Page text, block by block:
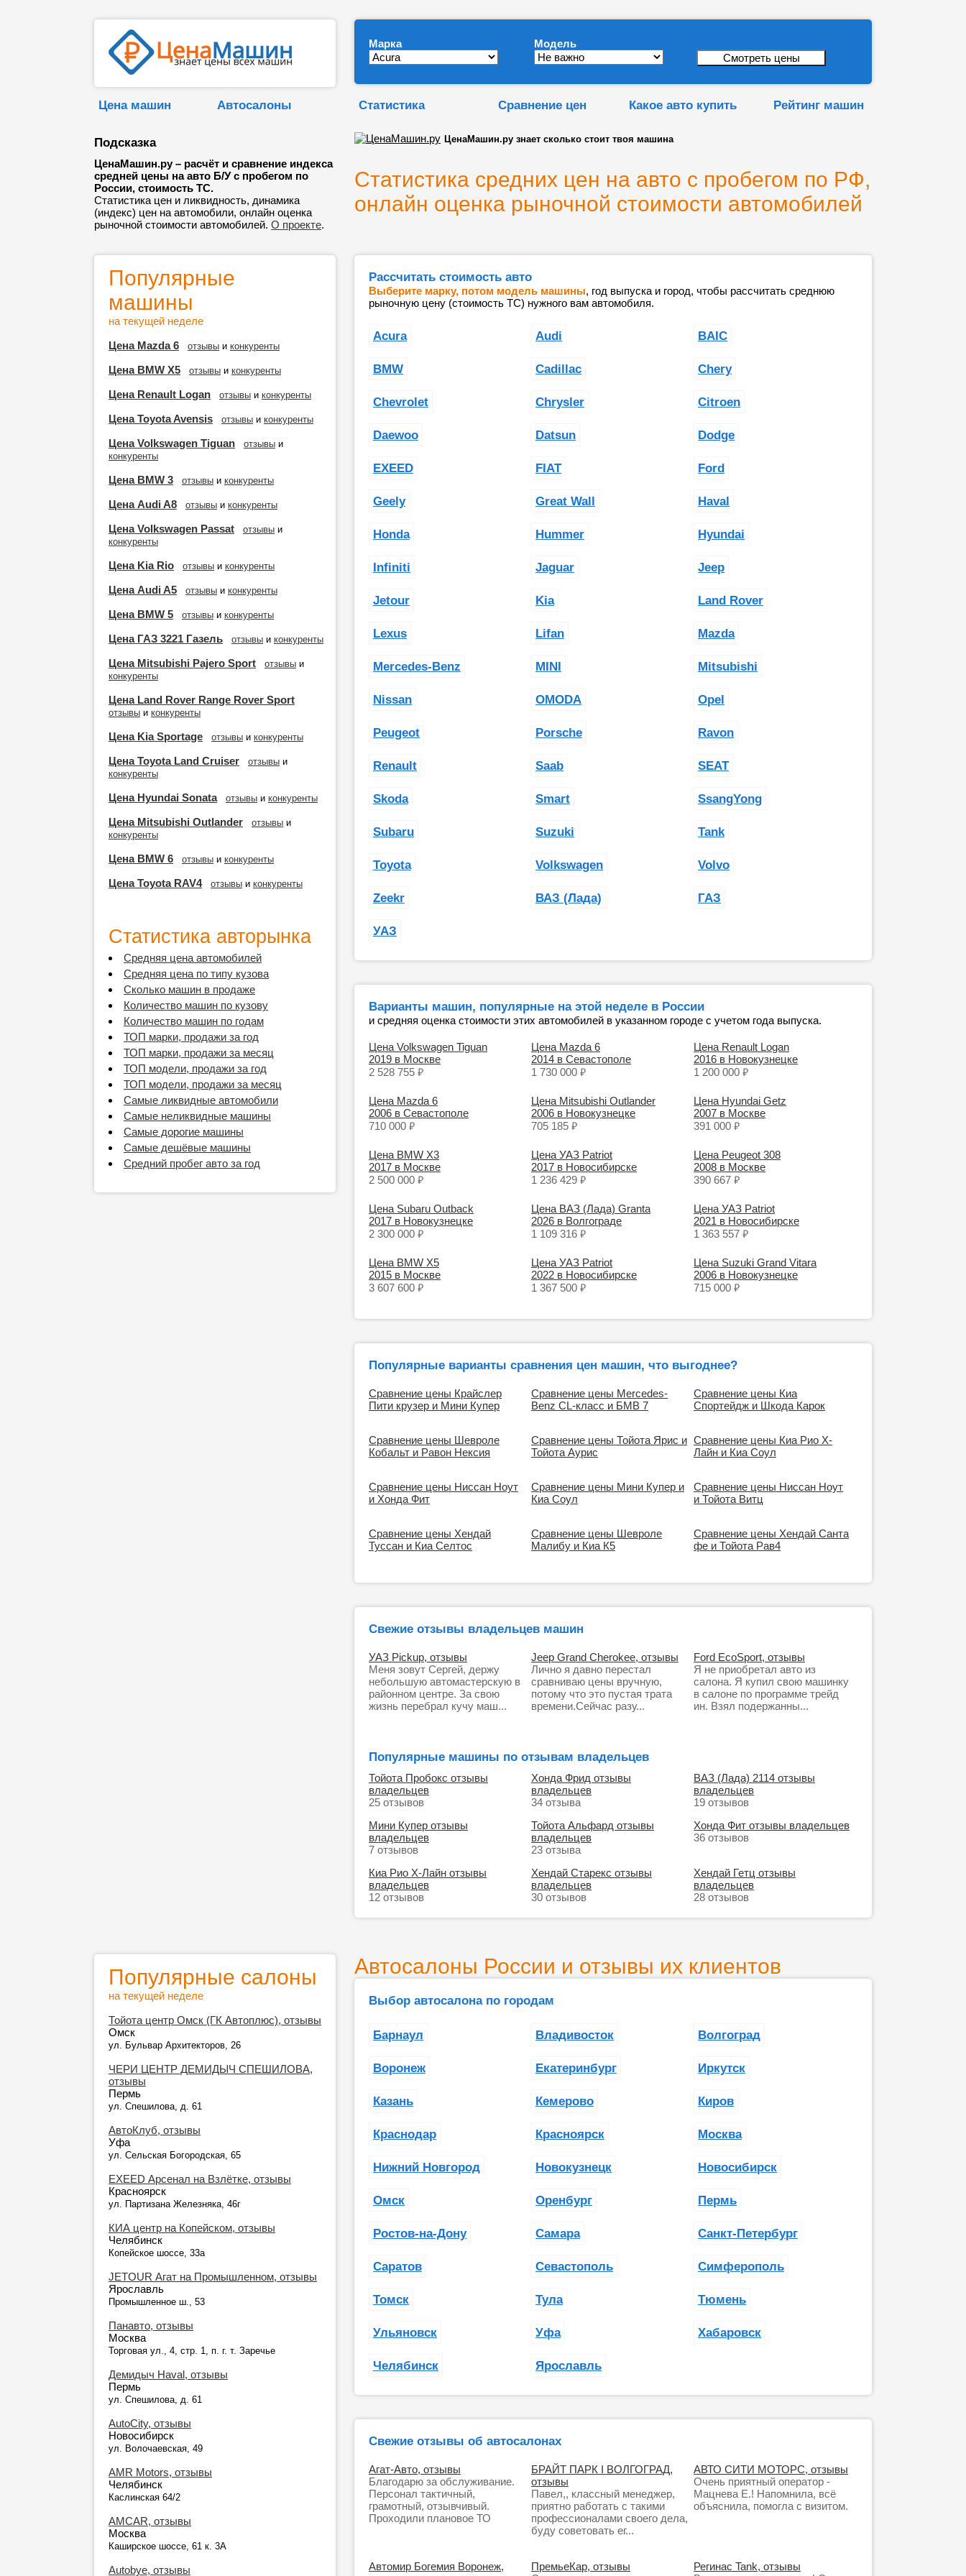
Марка Модель
Цена машин Автосалоны Статистика Сравнение цен Какое авто купить Рейтинг машин
Подсказка
ЦенаМашин.ру – расчёт и сравнение индекса
средней цены на авто Б/У с пробегом по
России, стоимость ТС.
Статистика цен и ликвидность, динамика
(индекс) цен на автомобили, онлайн оценка
рыночной стоимости автомобилей. О проекте.
ЦенаМашин.ру знает сколько стоит твоя машина
Статистика средних цен на авто с пробегом по РФ,
онлайн оценка рыночной стоимости автомобилей
Популярные
машины
на текущей неделе
Цена Mazda 6
отзывы и конкуренты
Цена BMW X5 отзывы и конкуренты
Цена Renault Logan отзывы и конкуренты
Цена Toyota Avensis отзывы и конкуренты
Цена Volkswagen Tiguan отзывы и
конкуренты
Цена BMW 3 отзывы и конкуренты
Цена Audi A8 отзывы и конкуренты
Цена Volkswagen Passat отзывы и
конкуренты
Цена Kia Rio отзывы и конкуренты
Цена Audi A5 отзывы и конкуренты
Цена BMW 5 отзывы и конкуренты
Цена ГАЗ 3221 Газель отзывы и конкуренты
Цена Mitsubishi Pajero Sport отзывы и
конкуренты
Цена Land Rover Range Rover Sport
отзывы и конкуренты
Цена Kia Sportage отзывы и конкуренты
Цена Toyota Land Cruiser отзывы и
конкуренты
Цена Hyundai Sonata отзывы и конкуренты
Цена Mitsubishi Outlander отзывы и
конкуренты
Цена BMW 6 отзывы и конкуренты
Цена Toyota RAV4 отзывы и конкуренты
Статистика авторынка
Средняя цена автомобилей
Средняя цена по типу кузова
Сколько машин в продаже
Количество машин по кузову
Количество машин по годам
ТОП марки, продажи за год
ТОП марки, продажи за месяц
ТОП модели, продажи за год
ТОП модели, продажи за месяц
Самые ликвидные автомобили
Самые неликвидные машины
Самые дорогие машины
Самые дешёвые машины
Средний пробег авто за год
Рассчитать стоимость авто
Выберите марку, потом модель машины, год выпуска и город, чтобы рассчитать среднюю
рыночную цену (стоимость ТС) нужного вам автомобиля.
Acura Audi BAIC
BMW Cadillac Chery
Chevrolet Chrysler Citroen
Daewoo Datsun Dodge
EXEED FIAT Ford
Geely Great Wall Haval
Honda Hummer Hyundai
Infiniti Jaguar Jeep
Jetour Kia Land Rover
Lexus Lifan Mazda
Mercedes-Benz MINI Mitsubishi
Nissan OMODA Opel
Peugeot Porsche Ravon
Renault Saab SEAT
Skoda Smart SsangYong
Subaru Suzuki Tank
Toyota Volkswagen Volvo
Zeekr ВАЗ (Лада) ГАЗ
УАЗ
Варианты машин, популярные на этой неделе в России
и средняя оценка стоимости этих автомобилей в указанном городе с учетом года выпуска.
Цена Volkswagen Tiguan
2019 в Москве
2 528 755 ₽
Цена Mazda 6
2014 в Севастополе
1 730 000₽
Цена Renault Logan
2016 в Новокузнецке
1 200 000₽
Цена Mazda 6
2006 в Севастополе
710 000 ₽
Цена Mitsubishi Outlander
2006 в Новокузнецке
705 185₽
Цена Hyundai Getz
2007 в Москве
391 000₽
Цена BMW X3
2017 в Москве
2 500 000 ₽
Цена УАЗ Patriot
2017 в Новосибирске
1 236 429₽
Цена Peugeot 308
2008 в Москве
390 667₽
Цена Subaru Outback
2017 в Новокузнецке
2 300 000 ₽
Цена ВАЗ (Лада) Granta
2026 в Волгограде
1 109 316₽
Цена УАЗ Patriot
2021 в Новосибирске
1 363 557₽
Цена BMW X5
2015 в Москве
3 607 600 ₽
Цена УАЗ Patriot
2022 в Новосибирске
1 367 500₽
Цена Suzuki Grand Vitara
2006 в Новокузнецке
715 000₽
Популярные варианты сравнения цен машин, что выгоднее?
Сравнение цены Крайслер
Пити крузер и Мини Купер
Сравнение цены Mercedes-
Benz CL-класс и БМВ 7
Сравнение цены Киа
Спортейдж и Шкода Карок
Сравнение цены Шевроле
Кобальт и Равон Нексия
Сравнение цены Тойота Ярис и
Тойота Аурис
Сравнение цены Киа Рио Х-
Лайн и Киа Соул
Сравнение цены Ниссан Ноут
и Хонда Фит
Сравнение цены Мини Купер и
Киа Соул
Сравнение цены Ниссан Ноут
и Тойота Витц
Сравнение цены Хендай
Туссан и Киа Селтос
Сравнение цены Шевроле
Малибу и Киа К5
Сравнение цены Хендай Санта
фе и Тойота Рав4
Свежие отзывы владельцев машин
УАЗ Pickup, отзывы
Меня зовут Сергей, держу
небольшую автомастерскую в
районном центре. За свою
жизнь перебрал кучу маш...
Jeep Grand Cherokee, отзывы
Лично я давно перестал
сравниваю цены вручную,
потому что это пустая трата
времени.Сейчас разу...
Ford EcoSport, отзывы
Я не приобретал авто из
салона. Я купил свою машинку
в салоне по программе трейд
ин. Взял подержанны...
Популярные машины по отзывам владельцев
Тойота Пробокс отзывы
владельцев
25 отзывов
Хонда Фрид отзывы
владельцев
34 отзыва
ВАЗ (Лада) 2114 отзывы
владельцев
19 отзывов
Мини Купер отзывы
владельцев
7 отзывов
Тойота Альфард отзывы
владельцев
23 отзыва
Хонда Фит отзывы владельцев
36 отзывов
Киа Рио Х-Лайн отзывы
владельцев
12 отзывов
Хендай Старекс отзывы
владельцев
30 отзывов
Хендай Гетц отзывы
владельцев
28 отзывов
Популярные салоны
на текущей неделе
Тойота центр Омск (ГК Автоплюс), отзывы
Омск
ул. Бульвар Архитекторов, 26
ЧЕРИ ЦЕНТР ДЕМИДЫЧ СПЕШИЛОВА,
отзывы
Пермь
ул. Спешилова, д. 61
АвтоКлуб, отзывы
Уфа
ул. Сельская Богородская, 65
EXEED Арсенал на Взлётке, отзывы
Красноярск
ул. Партизана Железняка, 46г
КИА центр на Копейском, отзывы
Челябинск
Копейское шоссе, 33а
JETOUR Агат на Промышленном, отзывы
Ярославль
Промышленное ш., 53
Панавто, отзывы
Москва
Торговая ул., 4, стр. 1, п. г. т. Заречье
Демидыч Haval, отзывы
Пермь
ул. Спешилова, д. 61
AutoCity, отзывы
Новосибирск
ул. Волочаевская, 49
AMR Motors, отзывы
Челябинск
Каслинская 64/2
AMCAR, отзывы
Москва
Каширское шоссе, 61 к. 3А
Autobye, отзывы
Автосалоны России и отзывы их клиентов
Выбор автосалона по городам
Барнаул Владивосток Волгоград
Воронеж Екатеринбург Иркутск
Казань Кемерово Киров
Краснодар Красноярск Москва
Нижний Новгород Новокузнецк Новосибирск
Омск Оренбург Пермь
Ростов-на-Дону Самара Санкт-Петербург
Саратов Севастополь Симферополь
Томск Тула Тюмень
Ульяновск Уфа Хабаровск
Челябинск Ярославль
Свежие отзывы об автосалонах
Агат-Авто, отзывы
Благодарю за обслуживание.
Персонал тактичный,
грамотный, отзывчивый.
Проходили плановое ТО
БРАЙТ ПАРК I ВОЛГОГРАД,
отзывы
Павел,, классный менеджер,
приятно работать с такими
профессионалами своего дела,
буду советовать ег...
АВТО СИТИ МОТОРС, отзывы
Очень приятный оператор -
Мацнева Е.! Напомнила, всё
объяснила, помогла с визитом.
Автомир Богемия Воронеж,
ПремьеКар, отзывы
Регинас Tank, отзывы